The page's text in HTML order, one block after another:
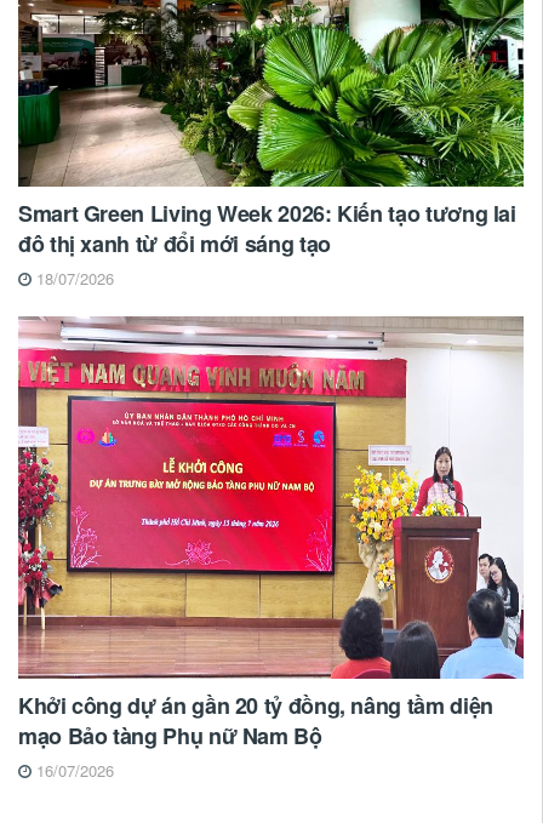
Smart Green Living Week 2026: Kiến tạo tương lai
đô thị xanh từ đổi mới sáng tạo
18/07/2026
Khởi công dự án gần 20 tỷ đồng, nâng tầm diện
mạo Bảo tàng Phụ nữ Nam Bộ
16/07/2026